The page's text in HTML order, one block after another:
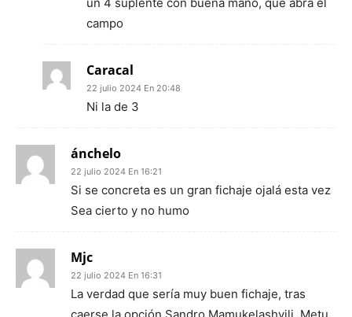
campo
Caracal
22 julio 2024 En 20:48
Ni la de 3
ánchelo
22 julio 2024 En 16:21
Si se concreta es un gran fichaje ojalá esta vez
Sea cierto y no humo
Mjc
22 julio 2024 En 16:31
La verdad que sería muy buen fichaje, tras